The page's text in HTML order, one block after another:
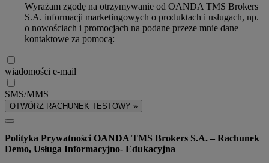
Wyrażam zgodę na otrzymywanie od OANDA TMS Brokers
S.A. informacji marketingowych o produktach i usługach, np.
o nowościach i promocjach na podane przeze mnie dane
kontaktowe za pomocą:
wiadomości e-mail
SMS/MMS
OTWÓRZ RACHUNEK TESTOWY »
Polityka Prywatności OANDA TMS Brokers S.A. – Rachunek
Demo, Usługa Informacyjno- Edukacyjna